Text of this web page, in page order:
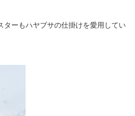
ターもハヤブサの仕掛けを愛用してい